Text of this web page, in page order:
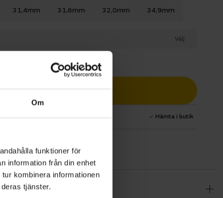
Om
funktioner för
information från din enhet
kombinera informationen
tjänster.
31,4mm 31,6mm 32,0mm 34,9mm
Välj
Lägg i varukorg
1 års fri service Hämta i butik
2-skruvs